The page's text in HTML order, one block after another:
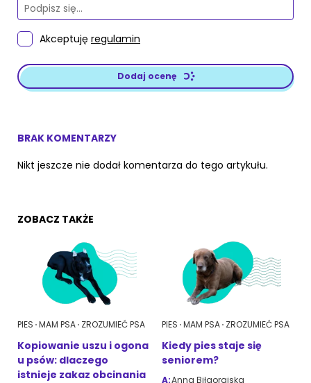
Akceptuję regulamin
Dodaj ocenę
BRAK KOMENTARZY
Nikt jeszcze nie dodał komentarza do tego artykułu.
ZOBACZ TAKŻE
PIES MAM PSA ZROZUMIEĆ PSA
Kopiowanie uszu i ogona
u psów: dlaczego
istnieje zakaz obcinania
PIES MAM PSA ZROZUMIEĆ PSA
Kiedy pies staje się
seniorem?
A:Anna Biłgorajska